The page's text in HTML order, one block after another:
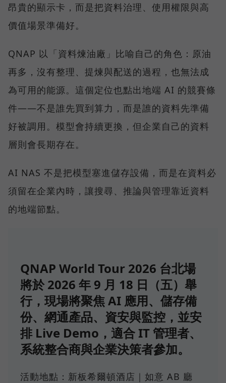
昂貴的顯示卡，而是把資料治理、使用權限與高
價值場景準備好。
QNAP 以「資料煉油廠」比喻自己的角色：原油
再多，沒有整理、提煉與配送的過程，也無法成
為可用的能源。這個定位也點出地端 AI 的競賽條
件——不是誰先買到算力，而是誰的資料先準備
好被調用。模型會持續更換，但企業自己的資料
層則會長期存在。
AI NAS 不是把模型塞進儲存設備，而是在資料必
須留在企業內時，讓搜尋、推論與管理靠近資料
的地端節點。
QNAP World Tour 2026 台北場
將於 2026 年 9 月 18 日（五）舉
行，現場將聚焦 AI 應用、儲存備
份、網通產品、資安與監控，並安
排 Live Demo，適合 IT 管理者、
系統整合商與企業決策者參加。
活動地點：新板希爾頓酒店｜如意 AB 廳